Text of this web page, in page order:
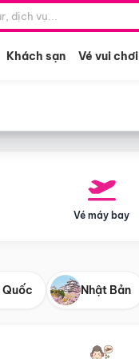
Khách sạn Vé vui chơi
Vé máy bay
Quốc Nhật Bản